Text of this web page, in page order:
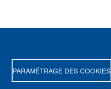
PARAMÉTRAGE DES COOKIES